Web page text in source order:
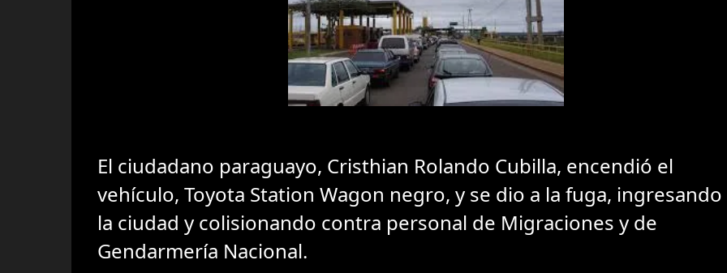
El ciudadano paraguayo, Cristhian Rolando Cubilla, encendió el
vehículo, Toyota Station Wagon negro, y se dio a la fuga, ingresando
la ciudad y colisionando contra personal de Migraciones y de
Gendarmería Nacional.